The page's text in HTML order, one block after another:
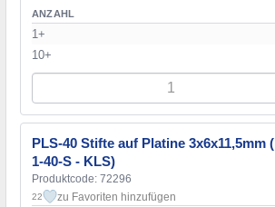
ANZAHL
1+
10+
PLS-40 Stifte auf Platine 3x6x11,5mm
1-40-S - KLS)
Produktcode: 72296
22 zu Favoriten hinzufügen